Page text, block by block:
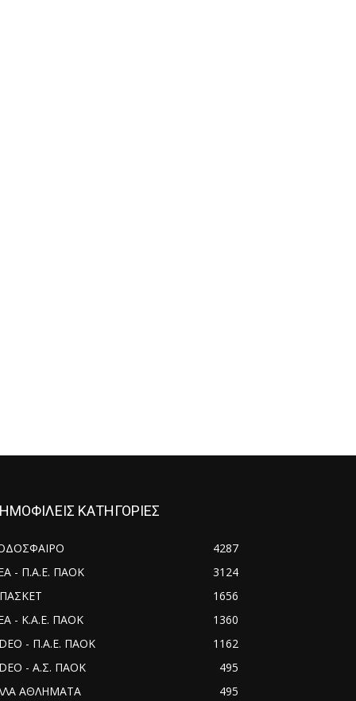
ΚΑΤΗΓΟΡΙΕΣ
4287
- Π.Α.Ε. ΠΑΟΚ
3124
1656
- Κ.Α.Ε. ΠΑΟΚ
1360
- Π.Α.Ε. ΠΑΟΚ
1162
- Α.Σ. ΠΑΟΚ
495
ΑΘΛΗΜΑΤΑ
495